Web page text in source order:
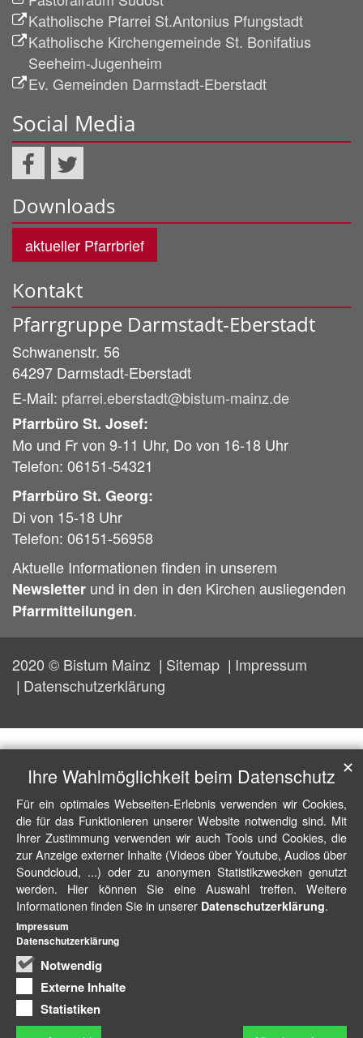
Katholische Pfarrei St.Antonius Pfungstadt
Katholische Kirchengemeinde St. Bonifatius
Seeheim-Jugenheim
Ev. Gemeinden Darmstadt-Eberstadt
Social Media
Downloads
aktueller Pfarrbrief
Kontakt
Pfarrgruppe Darmstadt-Eberstadt
Schwanenstr. 56
64297 Darmstadt-Eberstadt
E-Mail: pfarrei.eberstadt@bistum-mainz.de
Pfarrbüro St. Josef:
Mo und Fr von 9-11 Uhr, Do von 16-18 Uhr
Telefon: 06151-54321
Pfarrbüro St. Georg:
Di von 15-18 Uhr
Telefon: 06151-56958
Aktuelle Informationen finden in unserem
Newsletter und in den in den Kirchen ausliegenden
Pfarrmitteilungen.
2020 © Bistum Mainz Sitemap
Impressum
Datenschutzerklärung
Ihre Wahlmöglichkeit beim Datenschutz
Für ein optimales Webseiten-Erlebnis verwenden wir Cookies,
die für das Funktionieren unserer Website notwendig sind. Mit
Ihrer Zustimmung verwenden wir auch Tools und Cookies, die
zur Anzeige externer Inhalte (Videos über Youtube, Audios über
Soundcloud, ...) oder zu anonymen Statistikzwecken genutzt
werden. Hier können Sie eine Auswahl treffen. Weitere
Informationen finden Sie in unserer Datenschutzerklärung.
Notwendig
Externe Inhalte
Statistiken
✕
Impressum
Datenschutzerklärung